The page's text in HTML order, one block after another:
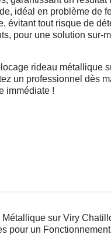
idéal en problème de
évitant tout risque de
pour une solution sur-
rideau métallique
un professionnel dès
immédiate !
sur Viry
pour un Fonctionnement